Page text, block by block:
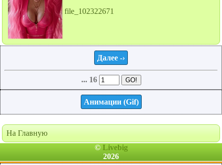
file_102322671
Далее -›
... 16
Анимации (Gif)
На Главную
© Livebig
2026